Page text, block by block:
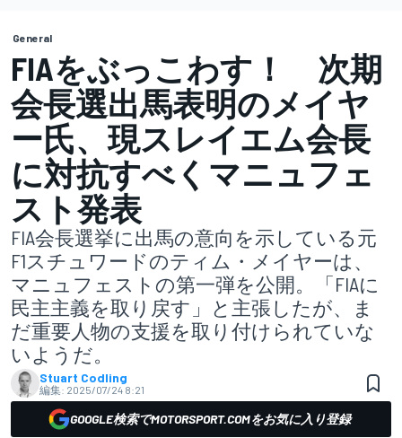
General
FIAをぶっこわす！ 次期
会長選出馬表明のメイヤ
ー氏、現スレイエム会長
に対抗すべくマニュフェ
スト発表
FIA会長選挙に出馬の意向を示している元
F1スチュワードのティム・メイヤーは、
マニュフェストの第一弾を公開。「FIAに
民主主義を取り戻す」と主張したが、ま
だ重要人物の支援を取り付けられていな
いようだ。
Stuart Codling
編集: 2025/07/24 8:21
GOOGLE検索でMOTORSPORT.COMをお気に入り登録